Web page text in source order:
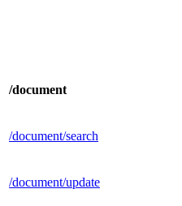
/document
/document/search
/document/update